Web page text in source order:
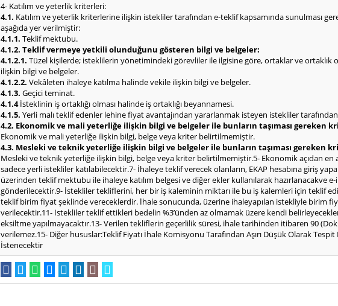
4- Katılım ve yeterlik kriterleri:
4.1. Katılım ve yeterlik kriterlerine ilişkin istekliler tarafından e-teklif kapsamında sunulması
aşağıda yer verilmiştir:
4.1.1. Teklif mektubu.
4.1.2. Teklif vermeye yetkili olunduğunu gösteren bilgi ve belgeler:
4.1.2.1. Tüzel kişilerde; isteklilerin yönetimindeki görevliler ile ilgisine göre, ortaklar ve ortaklık
ilişkin bilgi ve belgeler.
4.1.2.2. Vekâleten ihaleye katılma halinde vekile ilişkin bilgi ve belgeler.
4.1.3. Geçici teminat.
4.1.4İsteklinin iş ortaklığı olması halinde iş ortaklığı beyannamesi.
4.1.5. Yerli malı teklif edenler lehine fiyat avantajından yararlanmak isteyen istekliler
4.2. Ekonomik ve mali yeterliğe ilişkin bilgi ve belgeler ile bunların taşıması gereken
Ekonomik ve mali yeterliğe ilişkin bilgi, belge veya kriter belirtilmemiştir.
4.3. Mesleki ve teknik yeterliğe ilişkin bilgi ve belgeler ile bunların taşıması gereken
Mesleki ve teknik yeterliğe ilişkin bilgi, belge veya kriter belirtilmemiştir.5- Ekonomik açıdan
sadece yerli istekliler katılabilecektir.7- İhaleye teklif verecek olanların, EKAP hesabına giriş
üzerinden teklif mektubu ile ihaleye katılım belgesi ve diğer ekler kullanılarak hazırlanacakve
gönderilecektir.9- İstekliler tekliflerini, her bir iş kaleminin miktarı ile bu iş kalemleri için teklif
teklif birim fiyat şeklinde vereceklerdir. İhale sonucunda, üzerine ihaleyapılan istekliyle birim
verilecektir.11- İstekliler teklif ettikleri bedelin %3’ünden az olmamak üzere kendi
eksiltme yapılmayacaktır.13- Verilen tekliflerin geçerlilik süresi, ihale tarihinden itibaren 90
verilemez.15- Diğer hususlar:Teklif Fiyatı İhale Komisyonu Tarafından Aşırı Düşük Olarak
İstenecektir